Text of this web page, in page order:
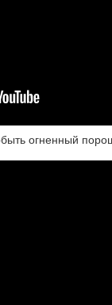
огненный